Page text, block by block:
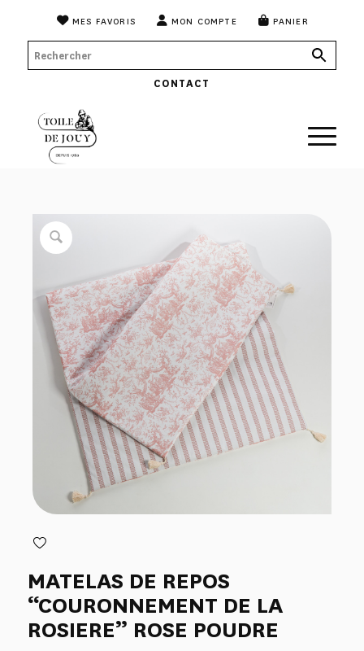
MES FAVORIS MON COMPTE PANIER
CONTACT
MATELAS DE REPOS
“COURONNEMENT DE LA
ROSIERE” ROSE POUDRE